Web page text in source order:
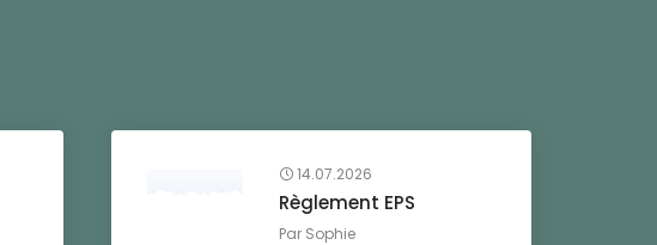
14.07.2026
Règlement EPS
Par Sophie